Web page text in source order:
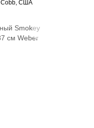
Cobb, США